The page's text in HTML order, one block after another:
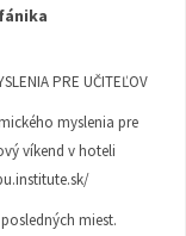
PRE UČITEĽOV
myslenia pre
víkend v hoteli
miest.